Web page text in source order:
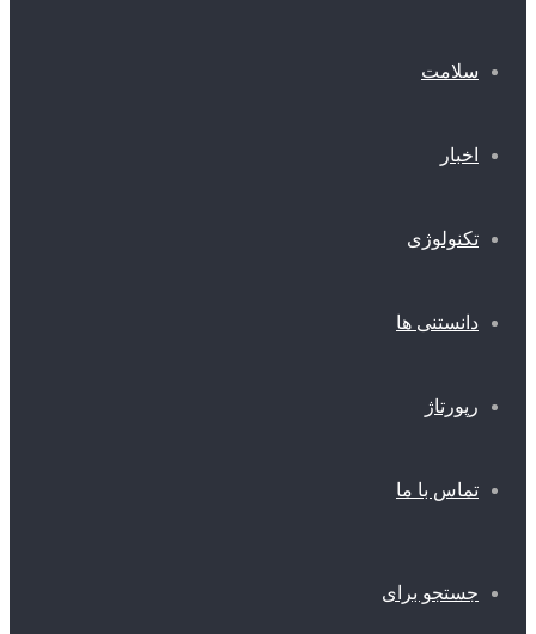
سلامت
اخبار
تکنولوژی
دانستنی ها
رپورتاژ
تماس با ما
جستجو برای